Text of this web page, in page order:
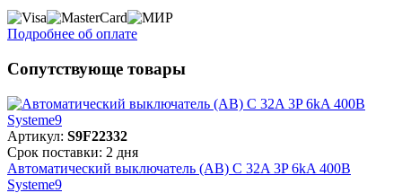
Подробнее об оплате
Сопутствующе товары
Артикул: S9F22332
Срок поставки: 2 дня
Автоматический выключатель (АВ) C 32A 3P 6kA 400В
Systeme9